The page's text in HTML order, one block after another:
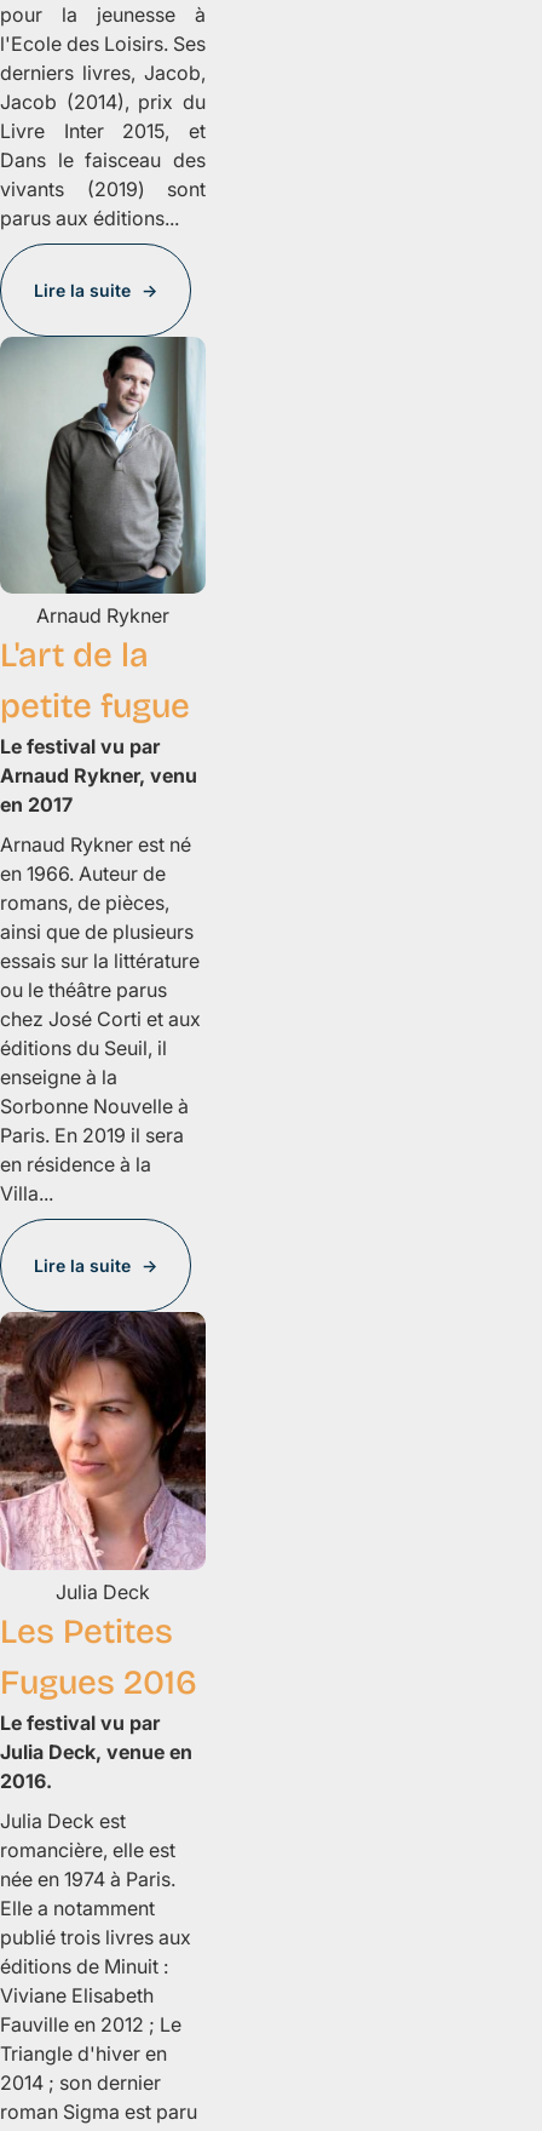
pour la jeunesse à
l'Ecole des Loisirs. Ses
derniers livres, Jacob,
Jacob (2014), prix du
Livre Inter 2015, et
Dans le faisceau des
vivants (2019) sont
parus aux éditions...
Lire la suite
Arnaud Rykner
L'art de la
petite fugue
Le festival vu par
Arnaud Rykner, venu
en 2017
Arnaud Rykner est né
en 1966. Auteur de
romans, de pièces,
ainsi que de plusieurs
essais sur la littérature
ou le théâtre parus
chez José Corti et aux
éditions du Seuil, il
enseigne à la
Sorbonne Nouvelle à
Paris. En 2019 il sera
en résidence à la
Villa...
Lire la suite
Julia Deck
Les Petites
Fugues 2016
Le festival vu par
Julia Deck, venue en
2016.
Julia Deck est
romancière, elle est
née en 1974 à Paris.
Elle a notamment
publié trois livres aux
éditions de Minuit :
Viviane Elisabeth
Fauville en 2012 ; Le
Triangle d'hiver en
2014 ; son dernier
roman Sigma est paru